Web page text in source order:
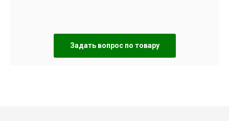
Задать вопрос по товару